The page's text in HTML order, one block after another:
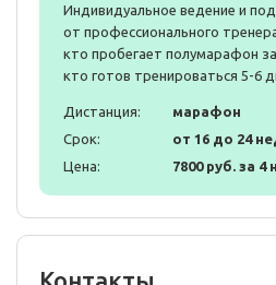
Индивидуальное ведение и
от профессионального
кто пробегает полумарафон
кто готов тренироваться 5-6
Дистанция:
марафон
Срок:
от 16 до 24
Цена:
7800 руб. за 4